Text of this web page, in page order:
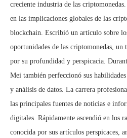
creciente industria de las
en las implicaciones globales de las
blockchain. Escribió un artículo sobre
oportunidades de las criptomonedas,
por su profundidad y perspicacia.
Mei también perfeccionó sus
y análisis de datos. La carrera
las principales fuentes de noticias e
digitales. Rápidamente ascendió en los
conocida por sus artículos perspicaces,